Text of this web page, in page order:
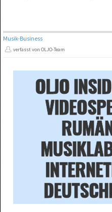
Musik-Business
verfasst von OLJO-Team
OLJO